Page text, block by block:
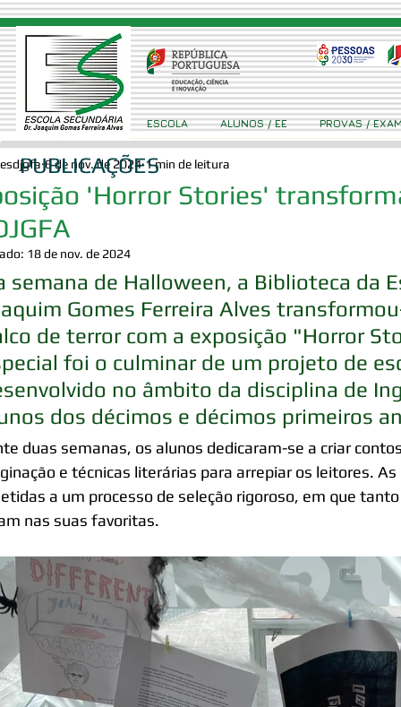
'Horror Stories'
esdjgfa 6 de nov. de 2024 1 min de leitura
18 de nov. de 2024
semana de Halloween, a Biblioteca da
Gomes Ferreira Alves
de terror com a exposição "Horror
foi o culminar de um projeto de
no âmbito da disciplina de
dos décimos e décimos primeiros
duas semanas, os alunos dedicaram-se a criar
e técnicas literárias para arrepiar os leitores.
a um processo de seleção rigoroso, em que
nas suas favoritas.
PUBLICAÇÕES
ESCOLA ALUNOS / EE PROVAS /